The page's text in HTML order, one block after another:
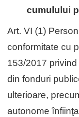
cumulului
Art. VI (1)
conformitate cu
153/2017
din fonduri
ulterioare,
autonome